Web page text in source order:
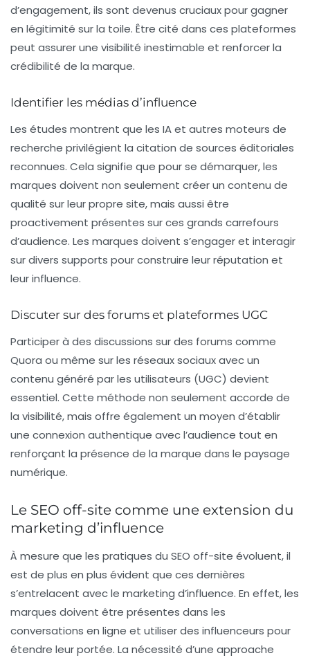
d’engagement, ils sont devenus cruciaux pour gagner
en légitimité sur la toile. Être cité dans ces plateformes
peut assurer une visibilité inestimable et renforcer la
crédibilité de la marque.
Identifier les médias d’influence
Les études montrent que les IA et autres moteurs de
recherche privilégient la citation de sources éditoriales
reconnues. Cela signifie que pour se démarquer, les
marques doivent non seulement créer un contenu de
qualité sur leur propre site, mais aussi être
proactivement présentes sur ces grands carrefours
d’audience. Les marques doivent s’engager et interagir
sur divers supports pour construire leur réputation et
leur influence.
Discuter sur des forums et plateformes UGC
Participer à des discussions sur des forums comme
Quora ou même sur les réseaux sociaux avec un
contenu généré par les utilisateurs (UGC) devient
essentiel. Cette méthode non seulement accorde de
la visibilité, mais offre également un moyen d’établir
une connexion authentique avec l’audience tout en
renforçant la présence de la marque dans le paysage
numérique.
Le SEO off-site comme une extension du
marketing d’influence
À mesure que les pratiques du SEO off-site évoluent, il
est de plus en plus évident que ces dernières
s’entrelacent avec le marketing d’influence. En effet, les
marques doivent être présentes dans les
conversations en ligne et utiliser des influenceurs pour
étendre leur portée. La nécessité d’une approache